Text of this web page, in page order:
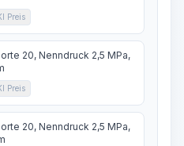
Preis
20, Nenndruck 2,5 MPa,
Preis
20, Nenndruck 2,5 MPa,